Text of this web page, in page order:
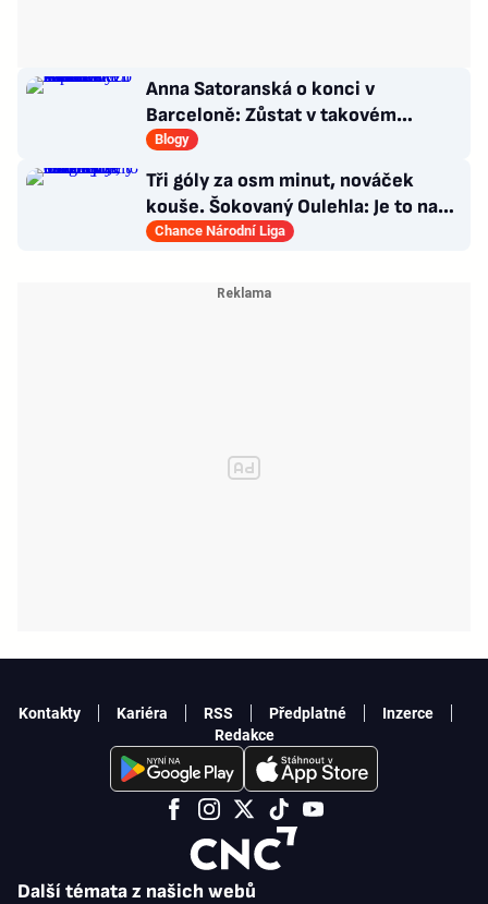
Anna Satoranská o konci v
Barceloně: Zůstat v takovém
chaosu bych svému muži nepřála
Blogy
Tři góly za osm minut, nováček
kouše. Šokovaný Oulehla: Je to na
ho*no, řešíme posily
Chance Národní Liga
Další témata z našich webů
Kontakty Kariéra RSS Předplatné
Inzerce
Redakce